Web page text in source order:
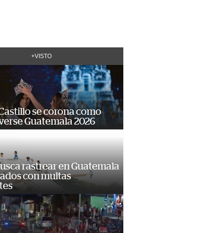
+VISTO
se corona como
Guatemala 2026
rastrear en Guatemala
con multas